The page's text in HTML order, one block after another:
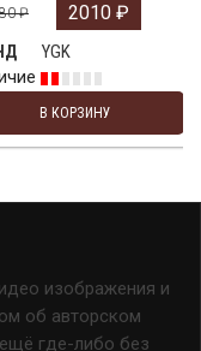
₽ 2010 ₽
YGK
В КОРЗИНУ
изображения и
об авторском
где-либо без